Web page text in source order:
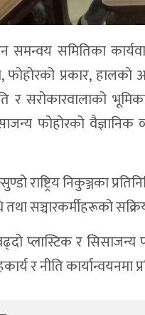
समन्वय समितिका
फोहोरको प्रकार,
र सरोकारवालाको
फोहोरको वैज्ञानिक
राष्ट्रिय निकुञ्जका
तथा सञ्चारकर्मीहरूको
प्लास्टिक र सिसाजन्य
र नीति